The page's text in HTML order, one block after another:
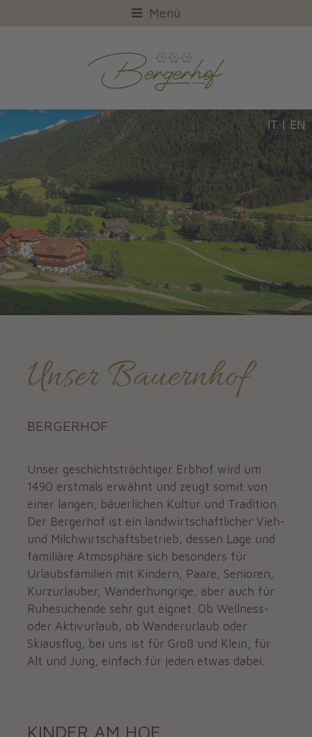
Menü
IT | EN
Unser Bauernhof
BERGERHOF
Unser geschichtsträchtiger Erbhof wird um
1490 erstmals erwähnt und zeugt somit von
einer langen, bäuerlichen Kultur und Tradition.
Der Bergerhof ist ein landwirtschaftlicher Vieh-
und Milchwirtschaftsbetrieb, dessen Lage und
familiäre Atmosphäre sich besonders für
Urlaubsfamilien mit Kindern, Paare, Senioren,
Kurzurlauber, Wanderhungrige, aber auch für
Ruhesuchende sehr gut eignet. Ob Wellness-
oder Aktivurlaub, ob Wanderurlaub oder
Skiausflug, bei uns ist für Groß und Klein, für
Alt und Jung, einfach für jeden etwas dabei.
KINDER AM HOF